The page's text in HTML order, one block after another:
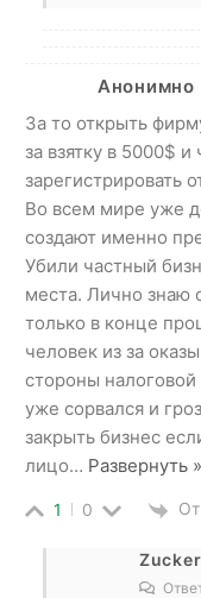
Анонимно
За то открыть
за взятку в 5000$
зарегистрировать
Во всем мире уже
создают именно
Убили частный
места. Лично знаю
только в конце
человек из за
стороны
уже сорвался и
закрыть бизнес
лицо… Развернуть »
1 0